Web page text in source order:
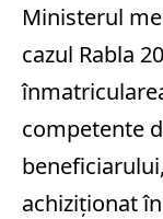
Ministerul
cazul Rabla
competente
achiziţionat